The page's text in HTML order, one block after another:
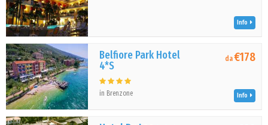
Info
Belfiore Park Hotel
4*S
in Brenzone
da€178
Info